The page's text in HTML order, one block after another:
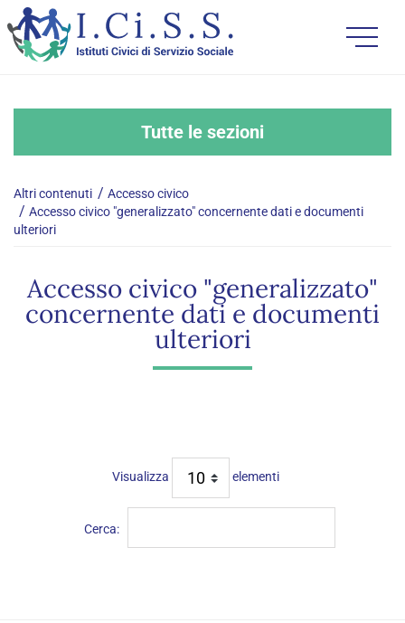
Altri contenuti
Accesso civico
Accesso civico "generalizzato" concernente dati e documenti
ulteriori
Accesso civico "generalizzato"
concernente dati e documenti
ulteriori
Visualizza elementi
Cerca:
Tutte le sezioni